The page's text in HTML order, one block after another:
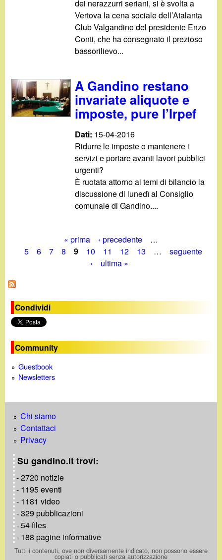
dei nerazzurri seriani, si è svolta a
Vertova la cena sociale dell’Atalanta
Club Valgandino del presidente Enzo
Conti, che ha consegnato il prezioso
bassorilievo...
A Gandino restano
invariate aliquote e
imposte, pure l’Irpef
Dati: 15-04-2016
Ridurre le imposte o mantenere i
servizi e portare avanti lavori pubblici
urgenti?
È ruotata attorno ai temi di bilancio la
discussione di lunedì al Consiglio
comunale di Gandino....
g
i
n
e
« prima ‹ precedente
…
5
6 7 8 9 10 11 12 13 …
seguente
›
ultima »
Condividi
Community
Guestbook
Newsletters
Chi siamo
Contattaci
Privacy
Su gandino.it trovi:
- 2720 notizie
- 1195 eventi
- 1181 video
- 329 pubblicazioni
- 54 files
- 188 pagine informative
Tutti i contenuti, ove non diversamente indicato, non possono essere
copiati o pubblicati senza autorizzazione